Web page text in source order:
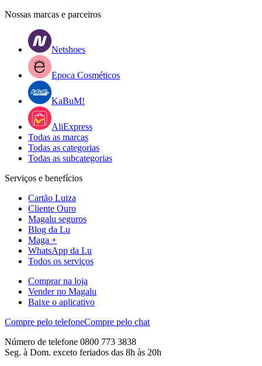
Nossas marcas e parceiros
Netshoes
Epoca Cosméticos
KaBuM!
AliExpress
Todas as marcas
Todas as categorias
Todas as subcategorias
Serviços e benefícios
Cartão Luiza
Cliente Ouro
Magalu seguros
Blog da Lu
Maga +
WhatsApp da Lu
Todos os serviços
Comprar na loja
Vender no Magalu
Baixe o aplicativo
Compre pelo telefoneCompre pelo chat
Número de telefone 0800 773 3838
Seg. à Dom. exceto feriados das 8h às 20h